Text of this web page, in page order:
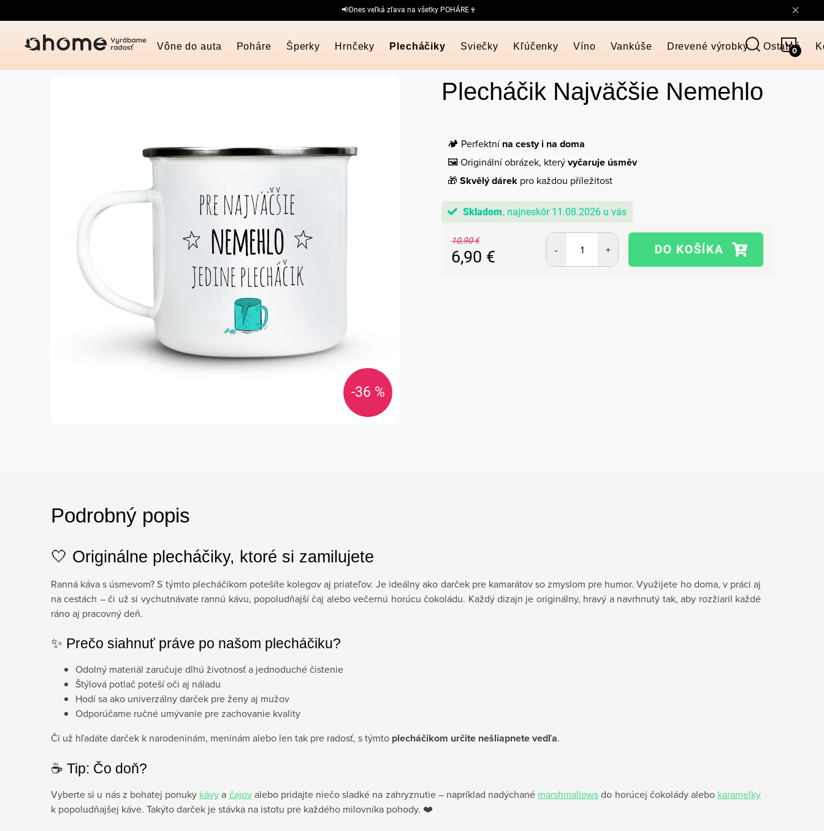
na
📢Dnes veľká zľava na všetky POHÁRE🍷
Vône do auta Poháre Šperky Hrnčeky Plecháčiky Sviečky Kľúčenky Víno Vankúše Drevené výrobky Ostatné
-36 %
Plecháčik Najväčšie Nemehlo
🏕️ Perfektnína cesty i na doma
🖼️ Originální obrázek, kterývyčaruje úsměv
🎁 Skvělý dárek pro každou příležitost
Skladom 11.08.2026
10,90 €
6,90 €
Podrobný popis
🤍 Originálne plecháčiky, ktoré si zamilujete
Ranná káva s úsmevom? S týmto plecháčikom potešíte kolegov aj priateľov. Je ideálny ako darček pre kamarátov so zmyslom pre humor. Využijete ho doma, v práci aj
na cestách – či už si vychutnávate rannú kávu, popoludňajší čaj alebo večernú horúcu čokoládu. Každý dizajn je originálny, hravý a navrhnutý tak, aby rozžiaril každé
ráno aj pracovný deň.
✨ Prečo siahnuť práve po našom plecháčiku?
Odolný materiál zaručuje dlhú životnosť a jednoduché čistenie
Štýlová potlač poteší oči aj náladu
Hodí sa ako univerzálny darček pre ženy aj mužov
Odporúčame ručné umývanie pre zachovanie kvality
Či už hľadáte darček k narodeninám, meninám alebo len tak pre radosť, s týmto plecháčikom určite nešliapnete vedľa.
☕️ Tip: Čo doň?
Vyberte si u nás z bohatej ponuky kávya čajovalebo pridajte niečo sladké na zahryznutie – napríklad nadýchané marshmallowsdo horúcej čokolády alebo karamelky
k popoludňajšej káve. Takýto darček je stávka na istotu pre každého milovníka pohody. ❤️